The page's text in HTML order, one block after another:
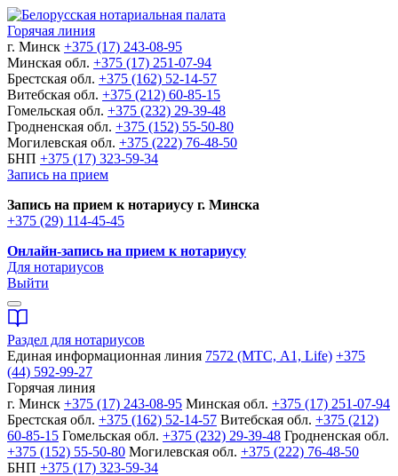
Горячая линия
г. Минск +375 (17) 243-08-95
Минская обл. +375 (17) 251-07-94
Брестская обл. +375 (162) 52-14-57
Витебская обл. +375 (212) 60-85-15
Гомельская обл. +375 (232) 29-39-48
Гродненская обл. +375 (152) 55-50-80
Могилевская обл. +375 (222) 76-48-50
БНП +375 (17) 323-59-34
Запись на прием
Запись на прием к нотариусу г. Минска
+375 (29) 114-45-45
Онлайн-запись на прием к нотариусу
Для нотариусов
Выйти
Раздел для нотариусов
Единая информационная линия 7572 (МТС, A1, Life) +375
(44) 592-99-27
Горячая линия
г. Минск +375 (17) 243-08-95 Минская обл. +375 (17) 251-07-94
Брестская обл. +375 (162) 52-14-57 Витебская обл. +375 (212)
60-85-15 Гомельская обл. +375 (232) 29-39-48 Гродненская обл.
+375 (152) 55-50-80 Могилевская обл. +375 (222) 76-48-50
БНП +375 (17) 323-59-34